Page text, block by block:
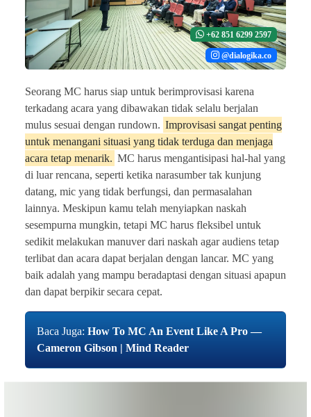
+62 851 6299 2597
@dialogika.co
Seorang MC harus siap untuk berimprovisasi karena
terkadang acara yang dibawakan tidak selalu berjalan
mulus sesuai dengan rundown. Improvisasi sangat penting
untuk menangani situasi yang tidak terduga dan menjaga
acara tetap menarik. MC harus mengantisipasi hal-hal yang
di luar rencana, seperti ketika narasumber tak kunjung
datang, mic yang tidak berfungsi, dan permasalahan
lainnya. Meskipun kamu telah menyiapkan naskah
sesempurna mungkin, tetapi MC harus fleksibel untuk
sedikit melakukan manuver dari naskah agar audiens tetap
terlibat dan acara dapat berjalan dengan lancar. MC yang
baik adalah yang mampu beradaptasi dengan situasi apapun
dan dapat berpikir secara cepat.
Baca Juga: How To MC An Event Like A Pro —
Cameron Gibson | Mind Reader